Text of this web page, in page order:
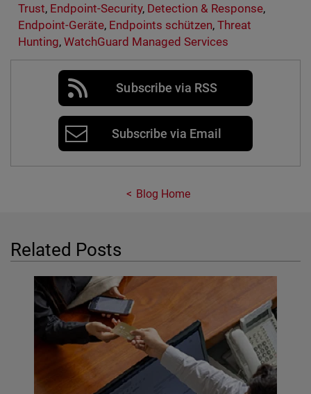
Trust, Endpoint-Security, Detection & Response,
Endpoint-Geräte, Endpoints schützen,Threat
Hunting, WatchGuard Managed Services
Subscribe via RSS
Subscribe via Email
Blog Home
Related Posts